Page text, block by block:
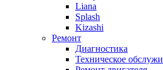
Liana
Splash
Kizashi
Ремонт
Диагностика
Техническое